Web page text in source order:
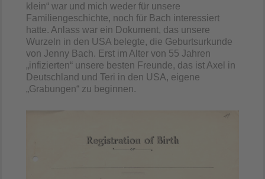
klein“ war und mich weder für unsere
Familiengeschichte, noch für Bach interessiert
hatte. Anlass war ein Dokument, das unsere
Wurzeln in den USA belegte, die Geburtsurkunde
von Jenny Bach. Erst im Alter von 55 Jahren
„infizierten“ unsere besten Freunde, das ist Axel in
Deutschland und Teri in den USA, eigene
„Grabungen“ zu beginnen.